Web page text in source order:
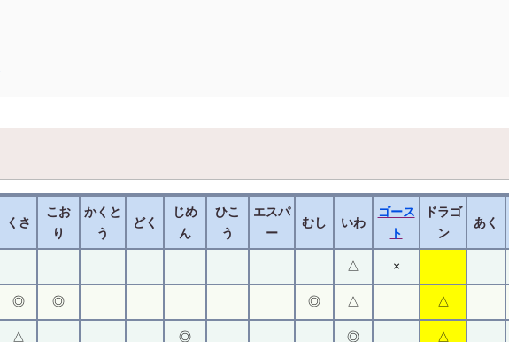
くさ
こお
り
かくと
う
どく
じめ
ん
ひこ
う
エスパ
ー
むし いわ
ゴース
ト
ドラゴ
ン
あく
△ ×
◎ ◎ ◎ △ △
△ ◎ ◎ △